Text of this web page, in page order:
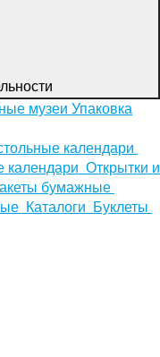
музеи Упаковка
календари
календари Открытки и
бумажные
Каталоги
Буклеты